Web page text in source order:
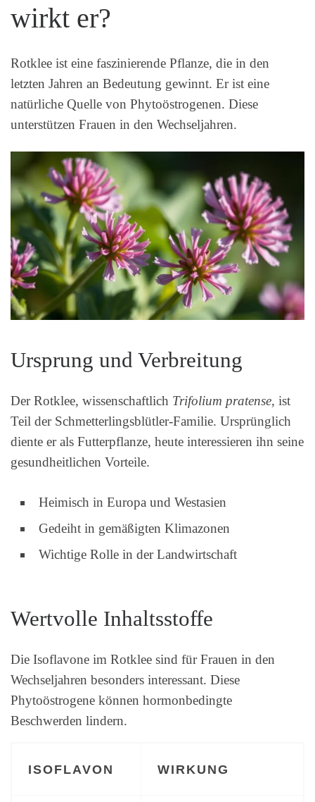
wirkt er?
Rotklee ist eine faszinierende Pflanze, die in den
letzten Jahren an Bedeutung gewinnt. Er ist eine
natürliche Quelle von Phytoöstrogenen. Diese
unterstützen Frauen in den Wechseljahren.
Ursprung und Verbreitung
Der Rotklee, wissenschaftlich Trifolium pratense, ist
Teil der Schmetterlingsblütler-Familie. Ursprünglich
diente er als Futterpflanze, heute interessieren ihn seine
gesundheitlichen Vorteile.
Heimisch in Europa und Westasien
Gedeiht in gemäßigten Klimazonen
Wichtige Rolle in der Landwirtschaft
Wertvolle Inhaltsstoffe
Die Isoflavone im Rotklee sind für Frauen in den
Wechseljahren besonders interessant. Diese
Phytoöstrogene können hormonbedingte
Beschwerden lindern.
ISOFLAVON WIRKUNG